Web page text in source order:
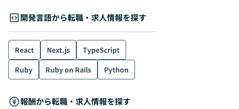
開発言語から転職・求人情報を探す
React Next.js
TypeScript
Ruby
Ruby on Rails Python
報酬から転職・求人情報を探す